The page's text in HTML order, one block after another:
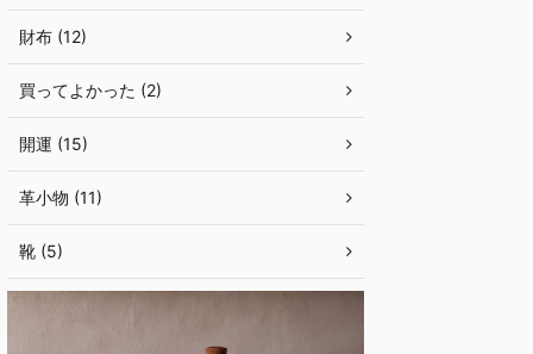
財布 (12)
買ってよかった (2)
開運 (15)
革小物 (11)
靴 (5)